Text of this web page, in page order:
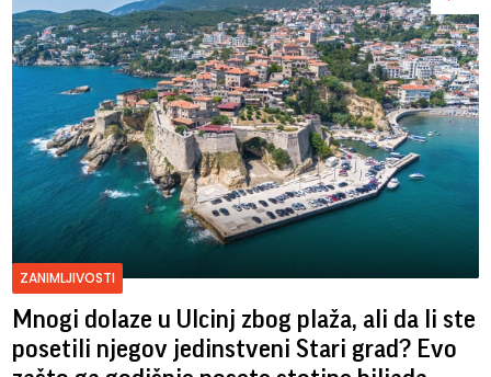
ZANIMLJIVOSTI
Mnogi dolaze u Ulcinj zbog plaža, ali da li ste
posetili njegov jedinstveni Stari grad? Evo